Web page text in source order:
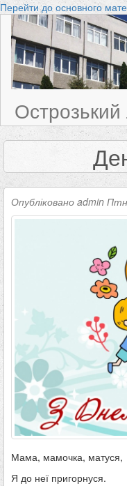
Перейти до основного
Опубліковано admin
Мама, мамочка, матуся,
Я до неї пригорнуся.